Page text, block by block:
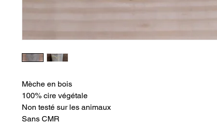
Mèche en bois
100% cire végétale
Non testé sur les animaux
Sans CMR